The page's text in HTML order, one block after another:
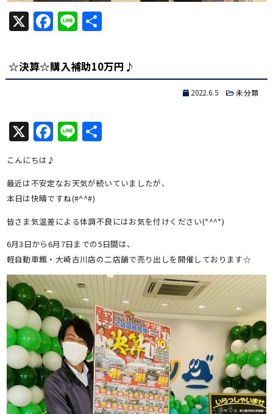
X Facebook
Line共
☆決算☆購入補助10万円♪
2022.6.5 未分類
X Facebook
Line共
こんにちは♪
最近は不安定なお天気が続いていましたが、
本日は快晴ですね(#^^#)
皆さま気温差による体調不良にはお気を付けください(*^^*)
6月3日から6月7日までの5日間は、
軽自動車館・大崎古川店の二店舗で売り出しを開催しております☆